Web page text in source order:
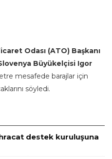
Odası (ATO) Başkanı
Büyükelçisi Igor
mesafede barajlar için
söyledi.
destek kuruluşuna